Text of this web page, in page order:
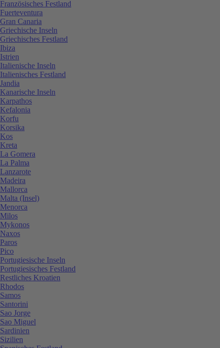
Französisches Festland
Fuerteventura
Gran Canaria
Griechische Inseln
Griechisches Festland
Ibiza
Istrien
Italienische Inseln
Italienisches Festland
Jandia
Kanarische Inseln
Karpathos
Kefalonia
Korfu
Korsika
Kos
Kreta
La Gomera
La Palma
Lanzarote
Madeira
Mallorca
Malta (Insel)
Menorca
Milos
Mykonos
Naxos
Paros
Pico
Portugiesische Inseln
Portugiesisches Festland
Restliches Kroatien
Rhodos
Samos
Santorini
Sao Jorge
Sao Miguel
Sardinien
Sizilien